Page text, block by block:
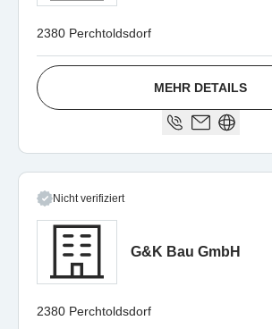
2380 Perchtoldsdorf
MEHR DETAILS
Nicht verifiziert
G&K Bau GmbH
2380 Perchtoldsdorf